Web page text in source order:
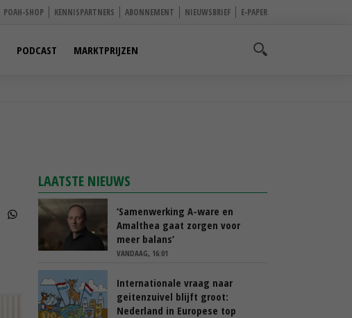
POAH-SHOP KENNISPARTNERS ABONNEMENT NIEUWSBRIEF E-PAPER
PODCAST MARKTPRIJZEN
LAATSTE NIEUWS
‘Samenwerking A-ware en
Amalthea gaat zorgen voor
meer balans’
VANDAAG, 16:01
Internationale vraag naar
geitenzuivel blijft groot:
Nederland in Europese top